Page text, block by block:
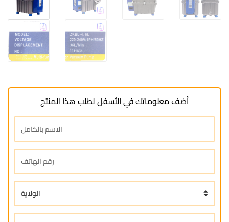
أضف معلوماتك في الأسفل لطلب هذا المنتج